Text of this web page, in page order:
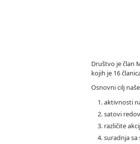
Društvo je član
kojih je 16
Osnovni cilj
aktivnosti
satovi
različite
suradnja